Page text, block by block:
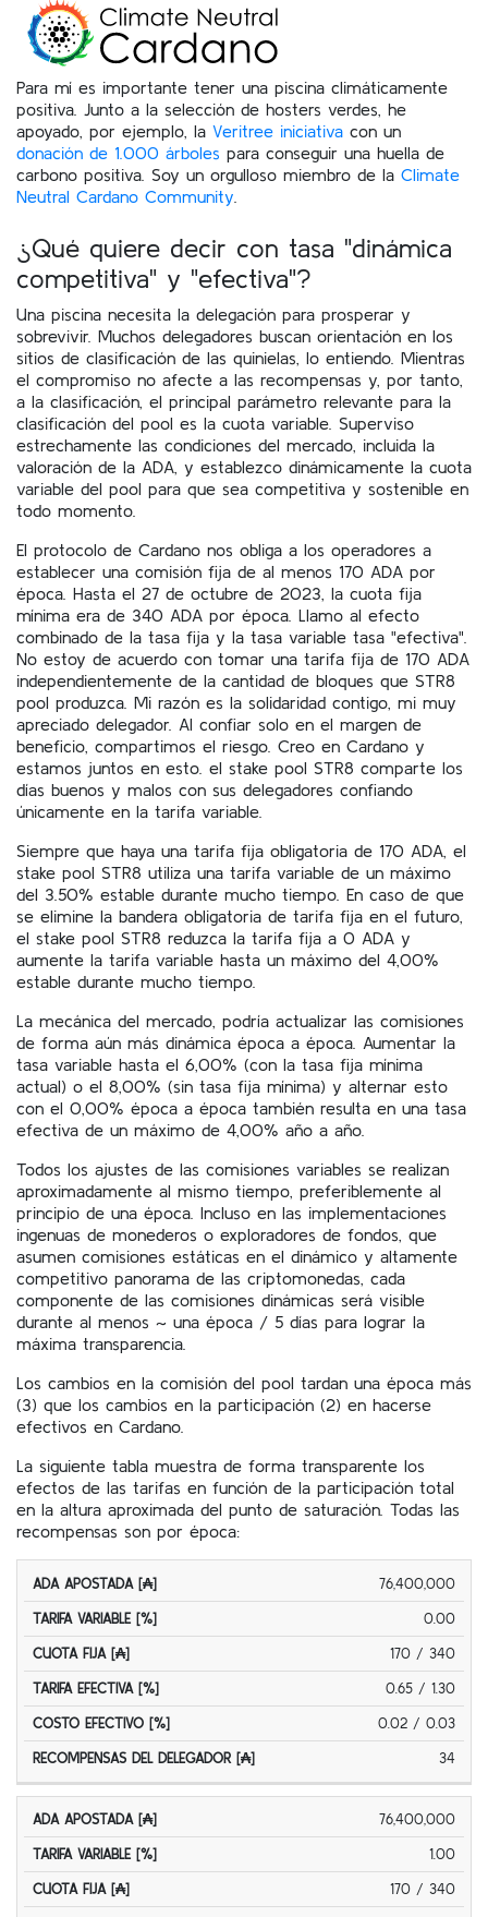
Para mí es importante tener una piscina climáticamente
positiva. Junto a la selección de hosters verdes, he
apoyado, por ejemplo, la Veritree iniciativa con un
donación de 1.000 árboles para conseguir una huella de
carbono positiva. Soy un orgulloso miembro de la Climate
Neutral Cardano Community
¿Qué quiere decir con tasa "dinámica
competitiva" y "efectiva"?
Una piscina necesita la delegación para prosperar y
sobrevivir. Muchos delegadores buscan orientación en los
sitios de clasificación de las quinielas, lo entiendo. Mientras
el compromiso no afecte a las recompensas y, por tanto,
a la clasificación, el principal parámetro relevante para la
clasificación del pool es la cuota variable. Superviso
estrechamente las condiciones del mercado, incluida la
valoración de la ADA, y establezco dinámicamente la cuota
variable del pool para que sea competitiva y sostenible en
todo momento.
El protocolo de Cardano nos obliga a los operadores a
establecer una comisión fija de al menos 170 ADA por
época. Hasta el 27 de octubre de 2023, la cuota fija
mínima era de 340 ADA por época. Llamo al efecto
combinado de la tasa fija y la tasa variable tasa "efectiva".
No estoy de acuerdo con tomar una tarifa fija de 170 ADA
independientemente de la cantidad de bloques que STR8
pool produzca. Mi razón es la solidaridad contigo, mi muy
apreciado delegador. Al confiar solo en el margen de
beneficio, compartimos el riesgo. Creo en Cardano y
estamos juntos en esto. el stake pool STR8 comparte los
días buenos y malos con sus delegadores confiando
únicamente en la tarifa variable.
Siempre que haya una tarifa fija obligatoria de 170 ADA, el
stake pool STR8 utiliza una tarifa variable de un máximo
del 3.50% estable durante mucho tiempo. En caso de que
se elimine la bandera obligatoria de tarifa fija en el futuro,
el stake pool STR8 reduzca la tarifa fija a 0 ADA y
aumente la tarifa variable hasta un máximo del 4,00%
estable durante mucho tiempo.
La mecánica del mercado, podría actualizar las comisiones
de forma aún más dinámica época a época. Aumentar la
tasa variable hasta el 6,00% (con la tasa fija mínima
actual) o el 8,00% (sin tasa fija mínima) y alternar esto
con el 0,00% época a época también resulta en una tasa
efectiva de un máximo de 4,00% año a año.
Todos los ajustes de las comisiones variables se realizan
aproximadamente al mismo tiempo, preferiblemente al
principio de una época. Incluso en las implementaciones
ingenuas de monederos o exploradores de fondos, que
asumen comisiones estáticas en el dinámico y altamente
competitivo panorama de las criptomonedas, cada
componente de las comisiones dinámicas será visible
durante al menos ~ una época / 5 días para lograr la
máxima transparencia.
Los cambios en la comisión del pool tardan una época más
(3) que los cambios en la participación (2) en hacerse
efectivos en Cardano.
La siguiente tabla muestra de forma transparente los
efectos de las tarifas en función de la participación total
en la altura aproximada del punto de saturación. Todas las
recompensas son por época:
ADA
APOSTADA
[₳]
TARIFA
VARIABLE
COSTO
EFECTIVO
[%]
76,400,000
0.00
170 / 340
0.65 / 1.30
0.02 / 0.03
34
76,400,000
1.00
170 / 340